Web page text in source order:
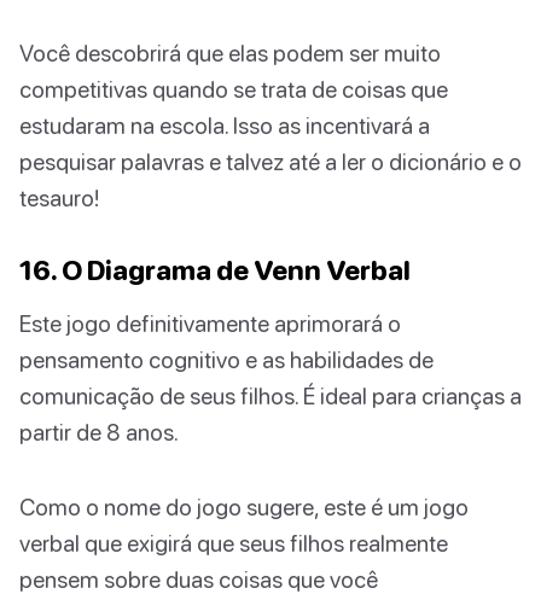
Você descobrirá que elas podem ser muito
competitivas quando se trata de coisas que
estudaram na escola. Isso as incentivará a
pesquisar palavras e talvez até a ler o dicionário e o
tesauro!
16. O Diagrama de Venn Verbal
Este jogo definitivamente aprimorará o
pensamento cognitivo e as habilidades de
comunicação de seus filhos. É ideal para crianças a
partir de 8 anos.
Como o nome do jogo sugere, este é um jogo
verbal que exigirá que seus filhos realmente
pensem sobre duas coisas que você